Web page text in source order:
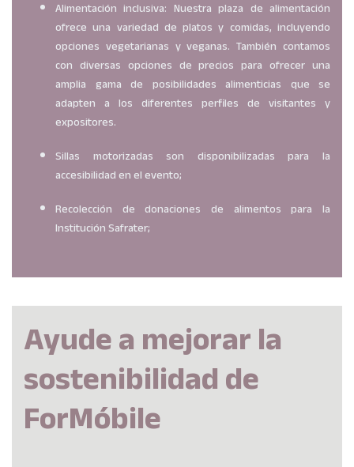
Alimentación inclusiva: Nuestra plaza de alimentación
ofrece una variedad de platos y comidas, incluyendo
opciones vegetarianas y veganas. También contamos
con diversas opciones de precios para ofrecer una
amplia gama de posibilidades alimenticias que se
adapten a los diferentes perfiles de visitantes y
expositores.
Sillas motorizadas son disponibilizadas para la
accesibilidad en el evento;
Recolección de donaciones de alimentos para la
Institución Safrater;
Ayude a mejorar la
sostenibilidad de
ForMóbile